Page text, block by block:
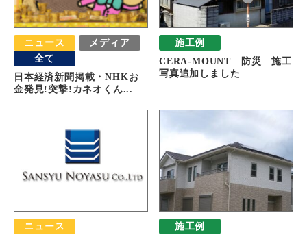
ニュース
メディア
全て
日本経済新聞掲載・NHKお
金発見!突撃!カネオくん...
施工例
CERA-MOUNT 防災 施工
写真追加しました
ニュース 施工例